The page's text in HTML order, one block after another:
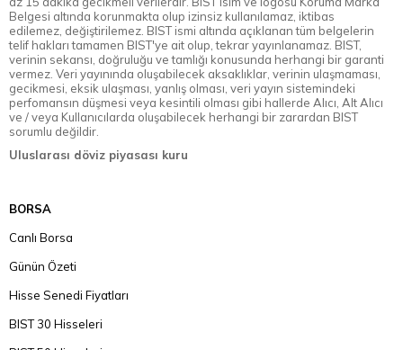
Belgesi altında korunmakta olup izinsiz kullanılamaz, iktibas
edilemez, değiştirilemez. BIST ismi altında açıklanan tüm belgelerin
telif hakları tamamen BIST'ye ait olup, tekrar yayınlanamaz. BIST,
verinin sekansı, doğruluğu ve tamlığı konusunda herhangi bir garanti
vermez. Veri yayınında oluşabilecek aksaklıklar, verinin ulaşmaması,
gecikmesi, eksik ulaşması, yanlış olması, veri yayın sistemindeki
perfomansın düşmesi veya kesintili olması gibi hallerde Alıcı, Alt Alıcı
ve / veya Kullanıcılarda oluşabilecek herhangi bir zarardan BIST
sorumlu değildir.
Uluslarası döviz piyasası kuru
BORSA
Canlı Borsa
Günün Özeti
Hisse Senedi Fiyatları
BIST 30 Hisseleri